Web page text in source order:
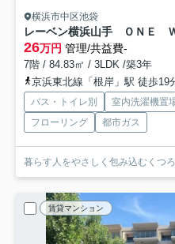
横浜市中区池袋
26万円 管理/共益費-
7階 / 84.83㎡ / 3LDK /築3年
京浜東北線「根岸」駅 徒歩19
バス・トイレ別 室内洗濯機置
フローリング
都市ガス
暮らす人をやさしく包み込むくつ
賃貸マンション